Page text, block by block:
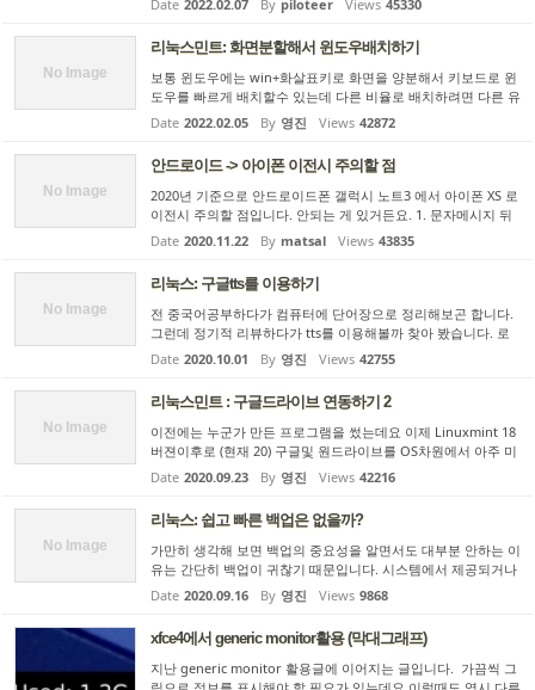
성된 물건을 사용하고 있습니다. chroot등을 통해 리눅스 프로
그램...
Date 2022.02.07 By piloteer Views 45330
No Image
리눅스민트: 화면분할해서 윈도우배치하기
보통 윈도우에는 win+화살표키로 화면을 양분해서 키보드로 윈
도우를 빠르게 배치할수 있는데 다른 비율로 배치하려면 다른 유
틸리티를 사용해야합니다. 리눅스의 대부분의 데스크탑에도 이
런 기능이 있는데요 아쉬운점은 좌우 1:1 비율의 선택만 된다는
점입...
Date 2022.02.05 By 영진 Views 42872
No Image
안드로이드 -> 아이폰 이전시 주의할 점
2020년 기준으로 안드로이드폰 갤럭시 노트3 에서 아이폰 XS 로
이전시 주의할 점입니다. 안되는 게 있거든요. 1. 문자메시지 뒤
죽박죽이 됩니다. 안드로이드 플레이 스토어에서 다운로드 받을
수 있는 애플 공식앱인 Move to iOS 로 연락처나 문자메시지,
사...
Date 2020.11.22 By matsal Views 43835
No Image
리눅스: 구글tts를 이용하기
전 중국어공부하다가 컴퓨터에 단어장으로 정리해보곤 합니다.
그런데 정기적 리뷰하다가 tts를 이용해볼까 찾아 봤습니다. 로
컬에서 돌아가는 tts들이 있어서 테스트 해봤는데 구글에 비하면
너무 차이가 납니다. 그냥 온라인 구글tts를 이용해봅시다 구글t
t...
Date 2020.10.01 By 영진 Views 42755
No Image
리눅스민트 : 구글드라이브 연동하기 2
이전에는 누군가 만든 프로그램을 썼는데요 이제 Linuxmint 18
버젼이후로 (현재 20) 구글및 원드라이브를 OS차원에서 아주 미
려하게 지원합니다~ 그런데 원래 기본패키지에는 깔리지 않고
깔아줘야 합니다 방법은 sudo apt update sudo apt install gn
ome-cont...
Date 2020.09.23 By 영진 Views 42216
No Image
리눅스: 쉽고 빠른 백업은 없을까?
가만히 생각해 보면 백업의 중요성을 알면서도 대부분 안하는 이
유는 간단히 백업이 귀찮기 때문입니다. 시스템에서 제공되거나
상업용으로도 여러가지 backup tool이 있는데 그걸로 백업하면
몇분-몇십분 이상 걸리니까 제 경험으로는 처음에 한두번 하고
Date 2020.09.16 By 영진 Views 9868
xfce4에서 generic monitor활용 (막대그래프)
지난 generic monitor 활용글에 이어지는 글입니다. 가끔씩 그